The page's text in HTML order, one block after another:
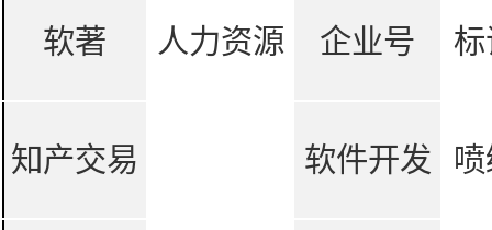
软著 人力资源 企业号
知产交易 软件开发